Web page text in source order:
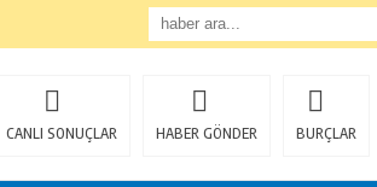
CANLI SONUÇLAR HABER GÖNDER BURÇLAR